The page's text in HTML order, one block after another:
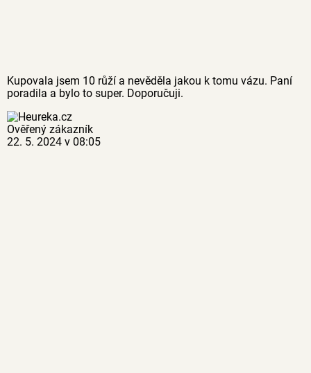
Kupovala jsem 10 růží a nevěděla jakou k tomu vázu. Paní
poradila a bylo to super. Doporučuji.
Ověřený zákazník
22. 5. 2024 v 08:05